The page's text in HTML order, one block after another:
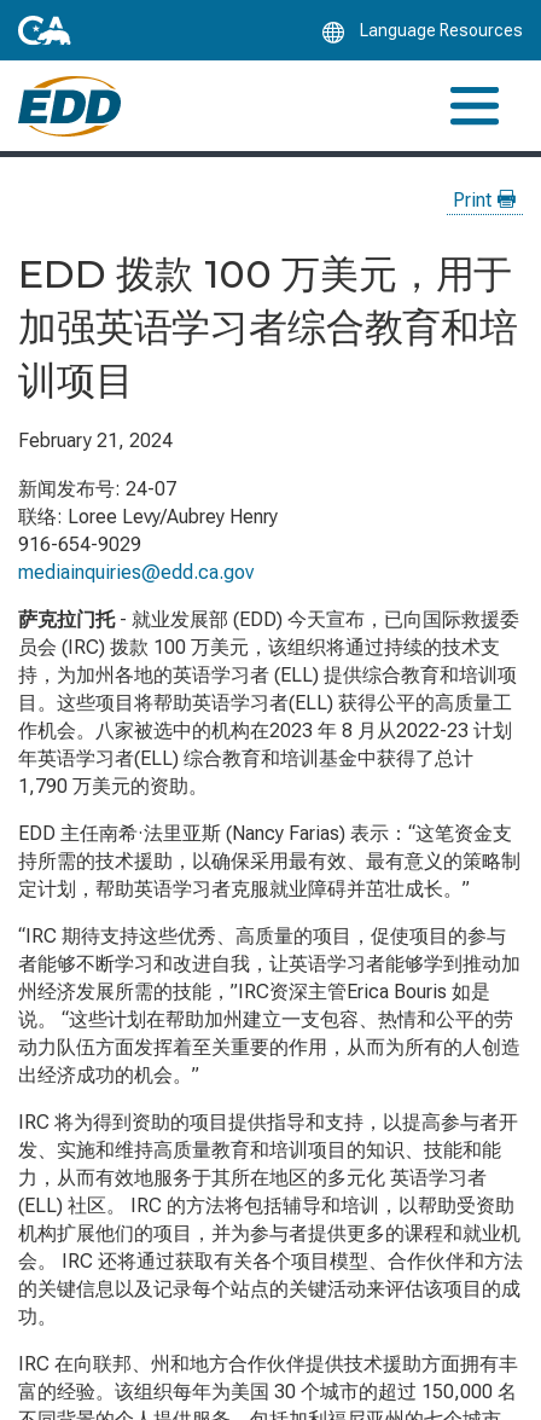
Language Resources
Print
EDD 拨款 100 万美元，用于
加强英语学习者综合教育和培
训项目
February 21, 2024
新闻发布号: 24-07
联络: Loree Levy/Aubrey Henry
916-654-9029
mediainquiries@edd.ca.gov
萨克拉门托- 就业发展部 (EDD) 今天宣布，已向国际救援委
员会 (IRC) 拨款 100 万美元，该组织将通过持续的技术支
持，为加州各地的英语学习者 (ELL) 提供综合教育和培训项
目。这些项目将帮助英语学习者(ELL) 获得公平的高质量工
作机会。八家被选中的机构在2023 年 8 月从2022-23 计划
年英语学习者(ELL) 综合教育和培训基金中获得了总计
1,790 万美元的资助。
EDD 主任南希·法里亚斯 (Nancy Farias) 表示：“这笔资金支
持所需的技术援助，以确保采用最有效、最有意义的策略制
定计划，帮助英语学习者克服就业障碍并茁壮成长。”
“IRC 期待支持这些优秀、高质量的项目，促使项目的参与
者能够不断学习和改进自我，让英语学习者能够学到推动加
州经济发展所需的技能，”IRC资深主管Erica Bouris 如是
说。 “这些计划在帮助加州建立一支包容、热情和公平的劳
动力队伍方面发挥着至关重要的作用，从而为所有的人创造
出经济成功的机会。”
IRC 将为得到资助的项目提供指导和支持，以提高参与者开
发、实施和维持高质量教育和培训项目的知识、技能和能
力，从而有效地服务于其所在地区的多元化 英语学习者
(ELL) 社区。 IRC 的方法将包括辅导和培训，以帮助受资助
机构扩展他们的项目，并为参与者提供更多的课程和就业机
会。
IRC 还将通过获取有关各个项目模型、合作伙伴和方法
的关键信息以及记录每个站点的关键活动来评估该项目的成
功。
IRC 在向联邦、州和地方合作伙伴提供技术援助方面拥有丰
富的经验。该组织每年为美国 30 个城市的超过 150,000 名